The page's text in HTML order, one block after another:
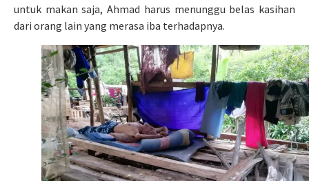
untuk makan saja, Ahmad harus menunggu belas kasihan
dari orang lain yang merasa iba terhadapnya.